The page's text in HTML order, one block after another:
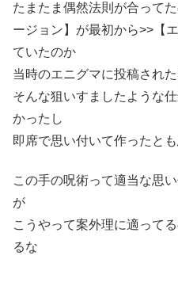
たまたま偶然法則が合って
ージョン】が最初から>>【
ていたのか
当時のエニグマに投稿され
そんな狙いすましたような
かったし
即席で思い付いて作ったと
この手の呪術って適当な思
が
こうやって案外理に適って
るな